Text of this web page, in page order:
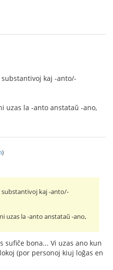
kaj -anto/-
uzas la -anto anstataŭ -ano,
)
substantivoj kaj -anto/-
uzas la -anto anstataŭ -ano,
sufiĉe bona... Vi uzas ano kun
(por personoj kiuj loĝas en